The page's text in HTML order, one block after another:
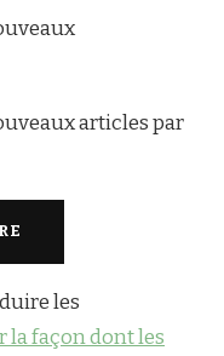
articles par
les
la façon dont les